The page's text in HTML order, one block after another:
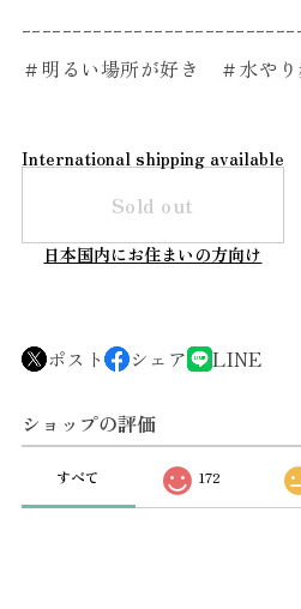
ｰｰｰｰｰｰｰｰｰｰｰｰｰｰｰｰｰｰｰｰｰｰｰｰｰｰ
＃明るい場所が好き ＃水やり
International shipping available
Sold out
日本国内にお住まいの方向け
ポスト シェア LINE
ショップの評価
すべて 172